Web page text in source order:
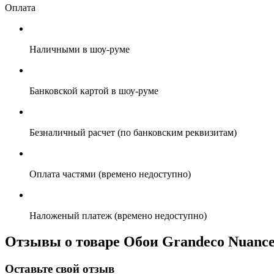
Оплата
Наличными в шоу-руме
Банковской картой в шоу-руме
Безналичный расчет (по банковским реквизитам)
Оплата частями (времено недоступно)
Наложеный платеж (времено недоступно)
Отзывы о товаре Обои Grandeco
Оставьте свой отзыв